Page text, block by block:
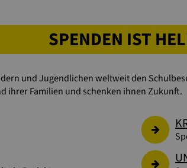
SPENDEN IST
und Jugendlichen weltweit den
ihrer Familien und schenken ihnen Zukunft.